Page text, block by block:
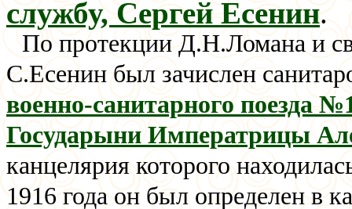
службу, Сергей Есенин.
По протекции Д.Н.Ломана и
С.Есенин был зачислен
военно-санитарного поезда
Государыни Императрицы
канцелярия которого
1916 года он был определен в